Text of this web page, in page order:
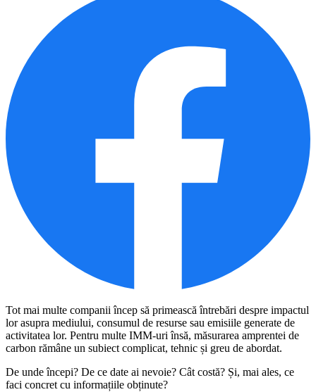
Tot mai multe companii încep să primească întrebări despre impactul
lor asupra mediului, consumul de resurse sau emisiile generate de
activitatea lor. Pentru multe IMM-uri însă, măsurarea amprentei de
carbon rămâne un subiect complicat, tehnic și greu de abordat.
De unde începi? De ce date ai nevoie? Cât costă? Și, mai ales, ce
faci concret cu informațiile obținute?